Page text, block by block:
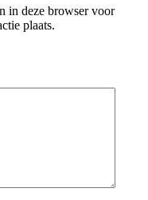
in deze browser voor
plaats.